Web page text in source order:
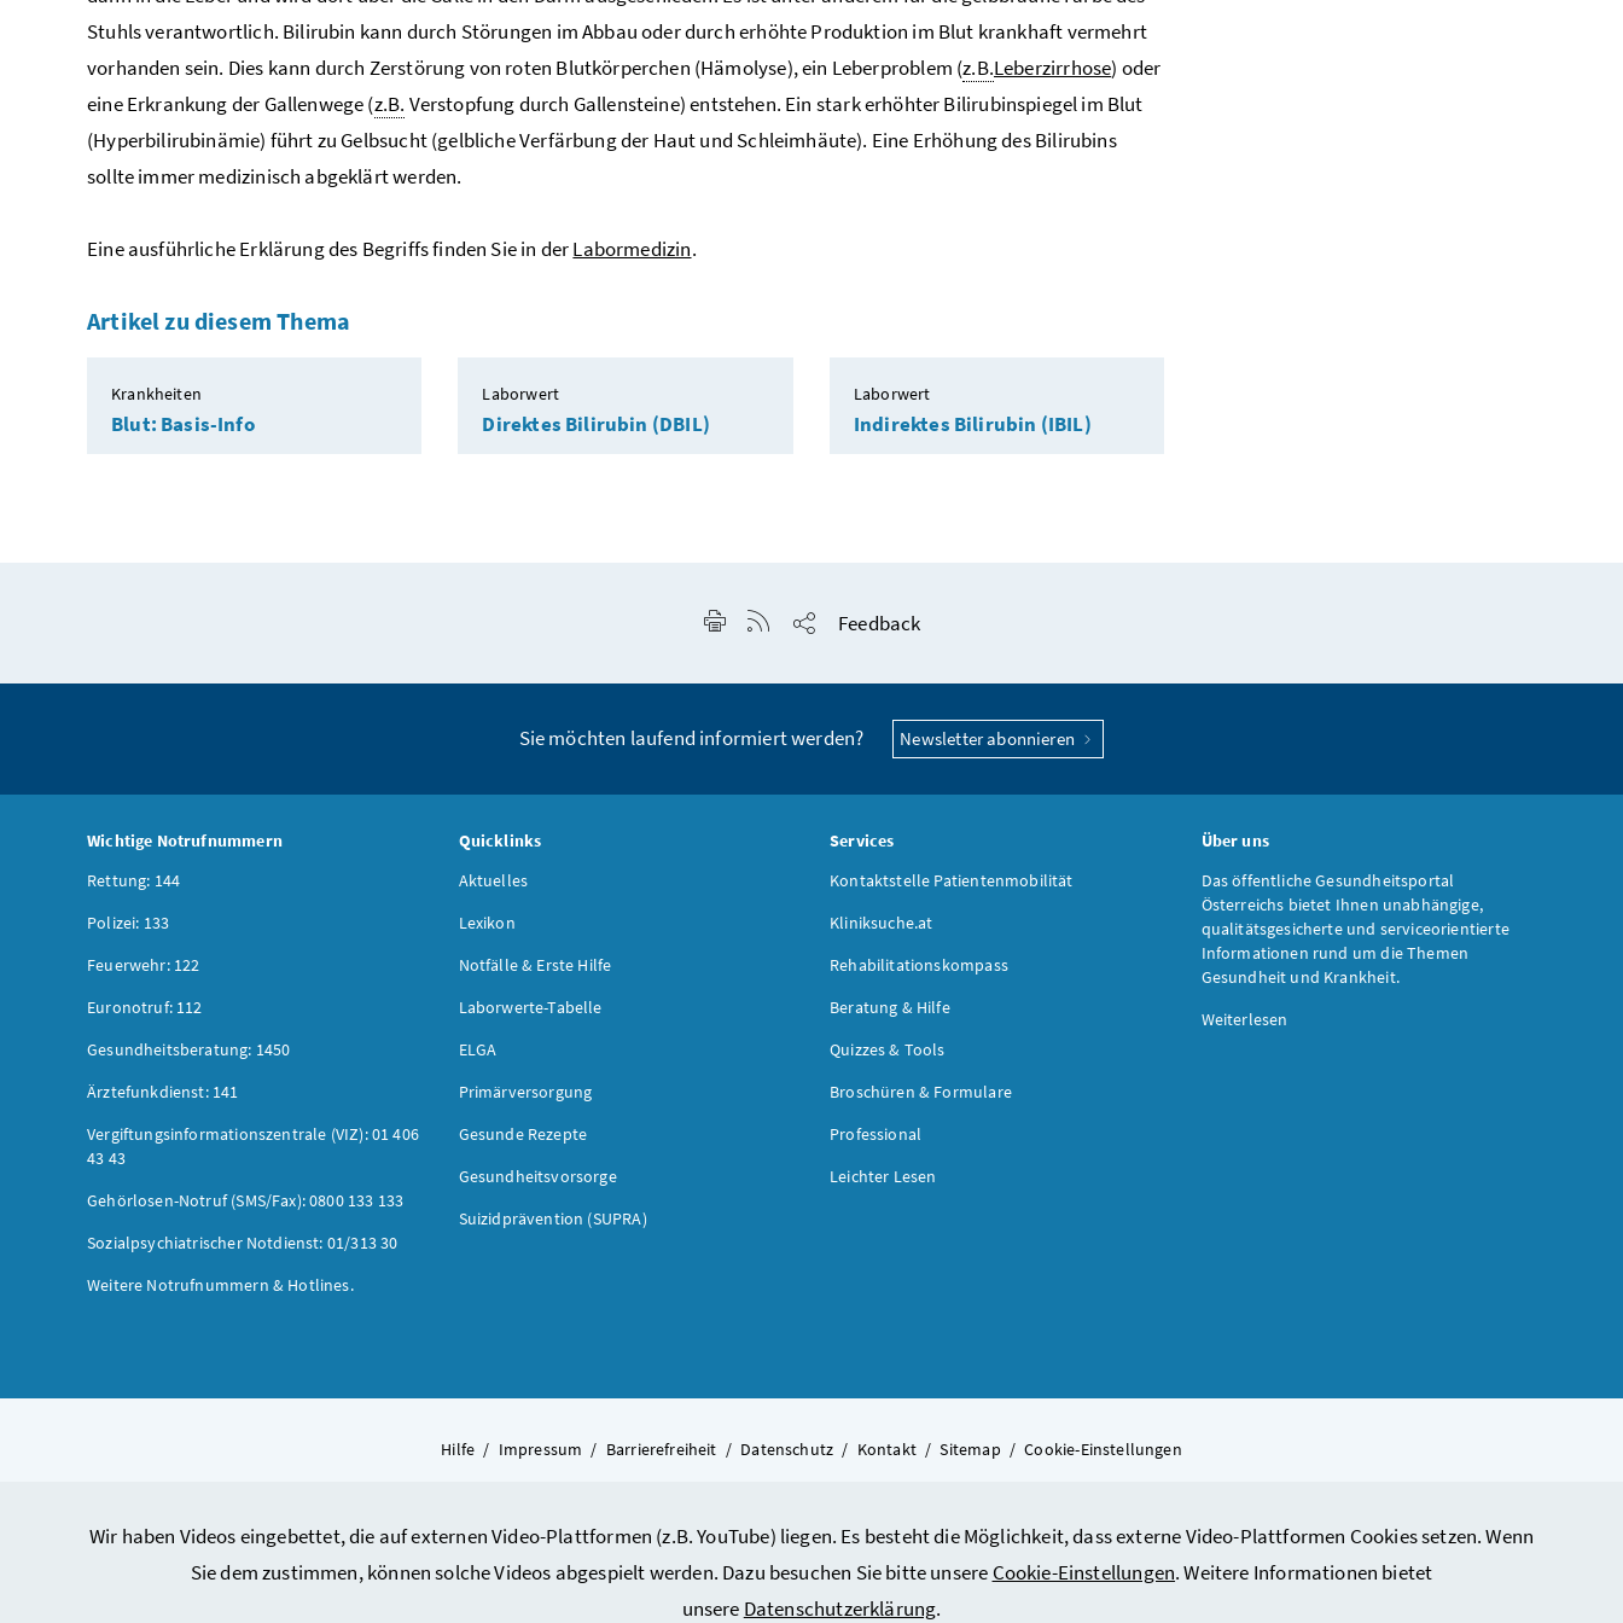
Wir haben Videos eingebettet, die auf externen Video-Plattformen (z.B. YouTube) liegen. Es besteht die Möglichkeit, dass externe Video-Plattformen Cookies setzen. Wenn
Sie dem zustimmen, können solche Videos abgespielt werden. Dazu besuchen Sie bitte unsere Cookie-Einstellungen. Weitere Informationen bietet
unsere Datenschutzerklärung.
Stuhls verantwortlich. Bilirubin kann durch Störungen im Abbau oder durch erhöhte Produktion im Blut krankhaft vermehrt
vorhanden sein. Dies kann durch Zerstörung von roten Blutkörperchen (Hämolyse), ein Leberproblem (z.B.Leberzirrhose) oder
eine Erkrankung der Gallenwege (z.B. Verstopfung durch Gallensteine) entstehen. Ein stark erhöhter Bilirubinspiegel im Blut
(Hyperbilirubinämie) führt zu Gelbsucht (gelbliche Verfärbung der Haut und Schleimhäute). Eine Erhöhung des Bilirubins
sollte immer medizinisch abgeklärt werden.
Eine ausführliche Erklärung des Begriffs finden Sie in derLabormedizin.
Artikel zu diesem Thema
Krankheiten
Blut: Basis-Info
Laborwert
Direktes Bilirubin (DBIL)
Laborwert
Indirektes Bilirubin (IBIL)
Seite drucken
RSS-Feed anzeigen
Feedback
Sie möchten laufend informiert werden? Newsletter abonnieren
Wichtige Notrufnummern
Rettung: 144
Polizei: 133
Feuerwehr: 122
Euronotruf: 112
Gesundheitsberatung: 1450
Ärztefunkdienst: 141
Vergiftungsinformationszentrale (VIZ): 01 406
43 43
Gehörlosen-Notruf (SMS/Fax): 0800 133 133
Sozialpsychiatrischer Notdienst: 01/313 30
Weitere Notrufnummern & Hotlines.
Quicklinks
Aktuelles
Lexikon
Notfälle & Erste Hilfe
Laborwerte-Tabelle
ELGA
Primärversorgung
Gesunde Rezepte
Gesundheitsvorsorge
Suizidprävention (SUPRA)
Services
Kontaktstelle Patientenmobilität
Kliniksuche.at
Rehabilitationskompass
Beratung & Hilfe
Quizzes & Tools
Broschüren & Formulare
Professional
Leichter Lesen
Über uns
Das öffentliche Gesundheitsportal
Österreichs bietet Ihnen unabhängige,
qualitätsgesicherte und serviceorientierte
Informationen rund um die Themen
Gesundheit und Krankheit.
Weiterlesen
Hilfe / Impressum / Barrierefreiheit / Datenschutz / Kontakt / Sitemap / Cookie-Einstellungen
© 2026 Bundesministerium für Arbeit, Soziales, Gesundheit, Pflege und Konsumentenschutz